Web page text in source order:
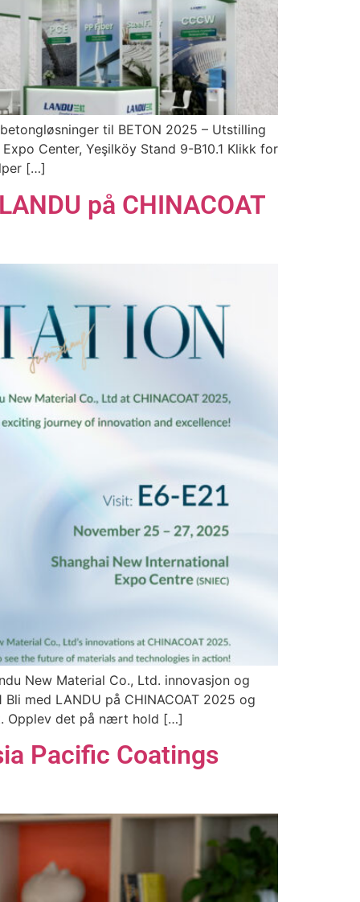
til BETON 2025 – Utstilling
Center, Yeşilköy Stand 9-B10.1 Klikk for
[…]
på CHINACOAT
New Material Co., Ltd. innovasjon og
med LANDU på CHINACOAT 2025 og
Opplev det på nært hold […]
Pacific Coatings